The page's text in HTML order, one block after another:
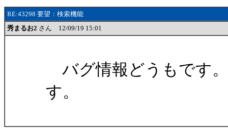
RE:43298 要望：検索機能
秀まるお2 さん 12/09/19 15:01
バグ情報どうもです
す。